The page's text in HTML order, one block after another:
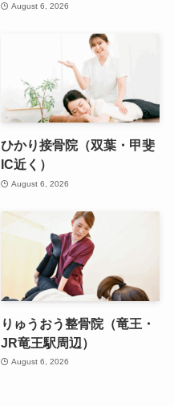
August 6, 2026
ひかり接骨院（双葉・甲斐
IC近く）
August 6, 2026
りゅうおう整骨院（竜王・
JR竜王駅周辺）
August 6, 2026